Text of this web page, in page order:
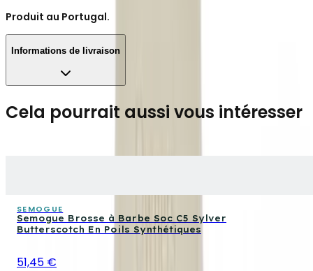
Produit au Portugal.
Informations de livraison
Cela pourrait aussi vous intéresser
SEMOGUE
Semogue Brosse à Barbe Soc C5 Sylver
Butterscotch En Poils Synthétiques
51,45 €